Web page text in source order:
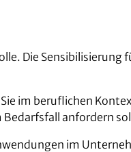
Die
im beruflichen
anfordern
im